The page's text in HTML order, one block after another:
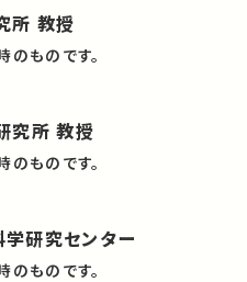
所 教授
ものです。
究所 教授
ものです。
研究センター
ものです。